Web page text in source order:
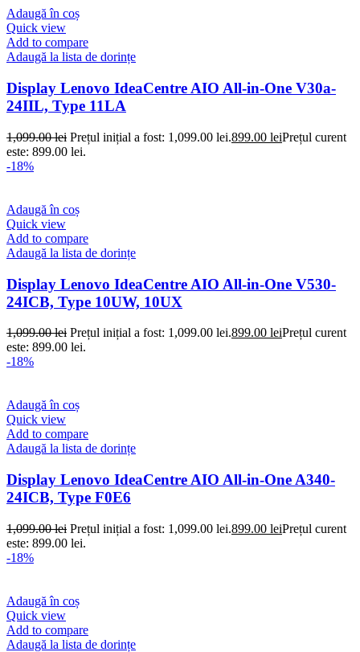
Adaugă în coș
Quick view
Add to compare
Adaugă la lista de dorințe
Display Lenovo IdeaCentre AIO All-in-One V30a-
24IIL, Type 11LA
1,099.00lei Prețul inițial a fost: 1,099.00 lei.899.00 leiPrețul curent
este: 899.00 lei.
-18%
Adaugă în coș
Quick view
Add to compare
Adaugă la lista de dorințe
Display Lenovo IdeaCentre AIO All-in-One V530-
24ICB, Type 10UW, 10UX
1,099.00lei Prețul inițial a fost: 1,099.00 lei.899.00 leiPrețul curent
este: 899.00 lei.
-18%
Adaugă în coș
Quick view
Add to compare
Adaugă la lista de dorințe
Display Lenovo IdeaCentre AIO All-in-One A340-
24ICB, Type F0E6
1,099.00lei Prețul inițial a fost: 1,099.00 lei.899.00 leiPrețul curent
este: 899.00 lei.
-18%
Adaugă în coș
Quick view
Add to compare
Adaugă la lista de dorințe